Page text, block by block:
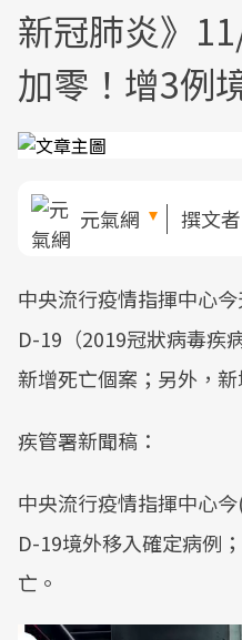
新冠肺炎》
加零！增3例
元氣網 撰文者
中央流行疫情指揮中心
D-19（2019冠狀病毒疾
新增死亡個案；另外，新
疾管署新聞稿：
中央流行疫情指揮中心
D-19境外移入確定病例
亡。